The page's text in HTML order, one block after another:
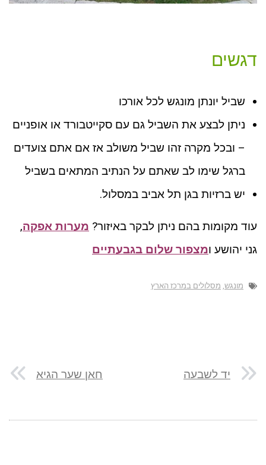
דגשים
שביל יונתן מונגש לכל אורכו
ניתן לבצע את השביל גם עם סקייטבורד או אופניים
– ובכל מקרה זהו שביל משולב אז אם אתם צועדים
ברגל שימו לב שאתם על הנתיב המתאים בשביל
יש ברזיות בגן תל אביב במסלול.
עוד מקומות בהם ניתן לבקר באיזור? מערות אפקה,
גני יהושע ומצפור שלום בגבעתיים
מונגש, מסלולים במרכז הארץ
יד לשבעה חאן שער הגיא